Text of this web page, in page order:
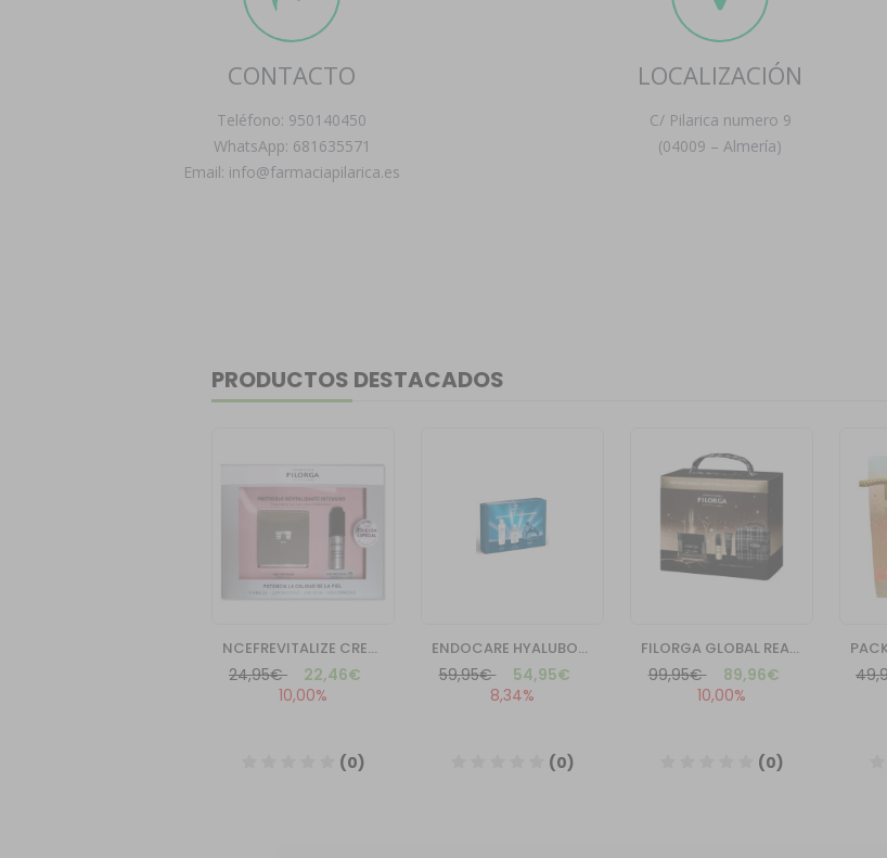
CONTACTO
Teléfono: 950140450
WhatsApp: 681635571
Email: info@farmaciapilarica.es
LOCALIZACIÓN
C/ Pilarica numero 9
(04009 – Almería)